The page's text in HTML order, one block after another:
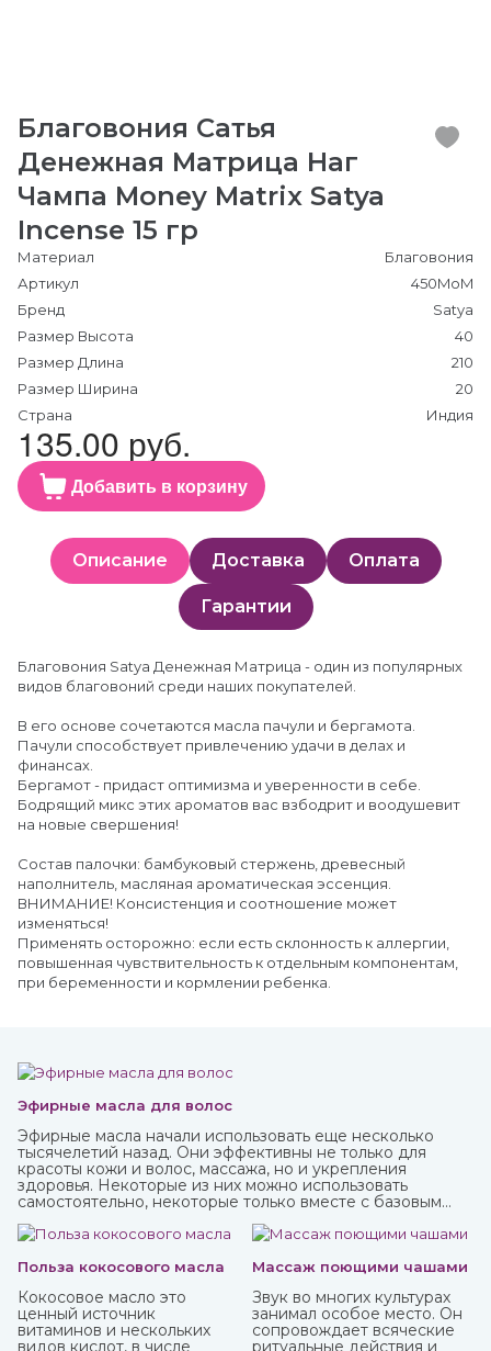
Благовония Сатья
Денежная Матрица Наг
Чампа Money Matrix Satya
Incense 15 гр
Материал
Благовония
Артикул
450MoM
Бренд
Satya
Размер Высота
40
Размер Длина
210
Размер Ширина
20
Страна
Индия
135.00 руб.
Добавить в корзину
Описание Доставка Оплата
Гарантии
Благовония Satya Денежная Матрица - один из популярных
видов благовоний среди наших покупателей.
В его основе сочетаются масла пачули и бергамота.
Пачули способствует привлечению удачи в делах и
финансах.
Бергамот - придаст оптимизма и уверенности в себе.
Бодрящий микс этих ароматов вас взбодрит и воодушевит
на новые свершения!
Состав палочки: бамбуковый стержень, древесный
наполнитель, масляная ароматическая эссенция.
ВНИМАНИЕ! Консистенция и соотношение может
изменяться!
Применять осторожно: если есть склонность к аллергии,
повышенная чувствительность к отдельным компонентам,
при беременности и кормлении ребенка.
Эфирные масла для волос
Эфирные масла начали использовать еще несколько
тысячелетий назад. Они эффективны не только для
красоты кожи и волос, массажа, но и укрепления
здоровья. Некоторые из них можно использовать
самостоятельно, некоторые только вместе с базовым
любые эфирные масла в интернет-магазине ИндоКитай.
Польза кокосового масла
Кокосовое масло это
ценный источник
витаминов и нескольких
видов кислот, в числе
Массаж поющими чашами
Звук во многих культурах
занимал особое место. Он
сопровождает всяческие
ритуальные действия и